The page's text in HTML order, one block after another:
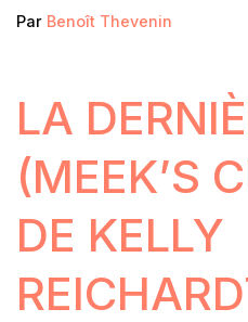
Par Benoît Thevenin
LA
(MEEK’S
DE KELLY